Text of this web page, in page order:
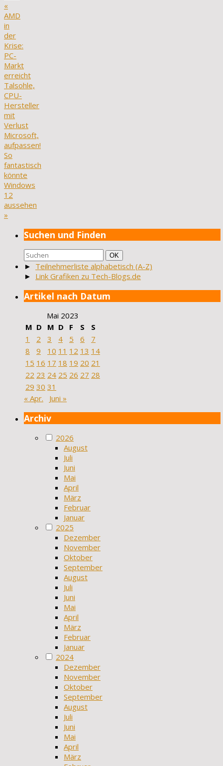
«
AMD
in
der
Krise:
PC-
Markt
erreicht
Talsohle,
CPU-
Hersteller
mit
Verlust
Microsoft,
aufpassen!
So
fantastisch
könnte
Windows
12
aussehen
»
Suchen und Finden
Suchen
nach:
Suchen
OK
► Teilnehmerliste alphabetisch (A-Z)
► Link Grafiken zu Tech-Blogs.de
Artikel nach Datum
Mai 2023
M D M D F S
S
1
2 3 4 5 6
7
8
9 10 11 12 13 14
15 16 17 18 19 20 21
22 23 24 25 26 27 28
29 30 31
« Apr.
Juni »
Archiv
2026
August
Juli
Juni
Mai
April
März
Februar
Januar
2025
Dezember
November
Oktober
September
August
Juli
Juni
Mai
April
März
Februar
Januar
2024
Dezember
November
Oktober
September
August
Juli
Juni
Mai
April
März